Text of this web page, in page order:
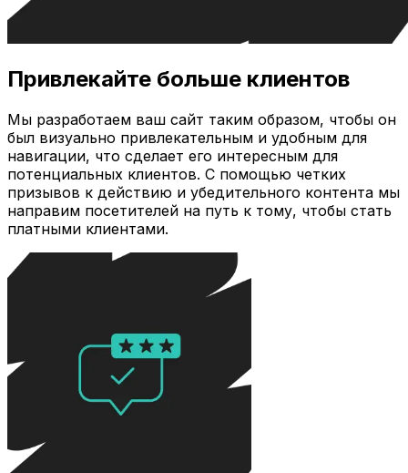
Привлекайте больше клиентов
Мы разработаем ваш сайт таким образом, чтобы он
был визуально привлекательным и удобным для
навигации, что сделает его интересным для
потенциальных клиентов. С помощью четких
призывов к действию и убедительного контента мы
направим посетителей на путь к тому, чтобы стать
платными клиентами.